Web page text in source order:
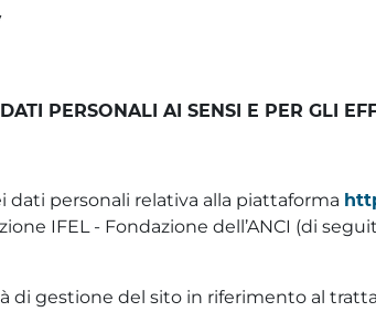
PERSONALI AI SENSI E PER GLI
personali relativa alla piattaforma
IFEL - Fondazione dell’ANCI (di
di gestione del sito in riferimento al